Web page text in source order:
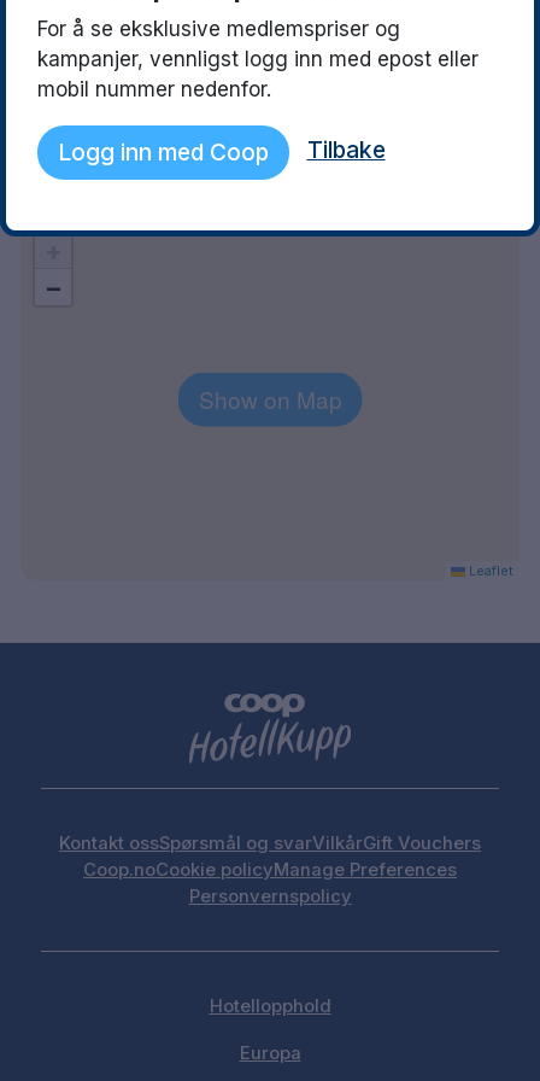
Hotellpremiens sida
överensstämmer inte alls med
hotellets sida/verkligheten.
Samma fel kvarstår Ovanligt smal
dubbelsäng
Show on Map
−
Leaflet
For å se eksklusive medlemspriser og
kampanjer, vennligst logg inn med epost eller
mobil nummer nedenfor.
Logg inn med Coop Tilbake
Kontakt ossSpørsmål og svarVilkårGift Vouchers
Coop.noCookie policyManage Preferences
Personvernspolicy
Hotellopphold
Europa